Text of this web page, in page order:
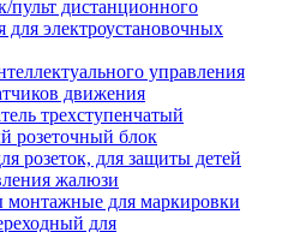
пульт дистанционного
для электроустановочных
управления
движения
трехступенчатый
розеточный блок
розеток, для защиты детей
жалюзи
монтажные для маркировки
для